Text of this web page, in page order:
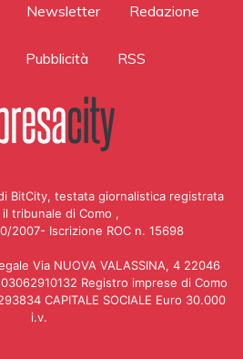
Newsletter Redazione
Pubblicità RSS
BitCity, testata giornalistica registrata
tribunale di Como ,
2007- Iscrizione ROC n. 15698
Via NUOVA VALASSINA, 4 22046
Registro imprese di Como
CAPITALE SOCIALE Euro 30.000
i.v.